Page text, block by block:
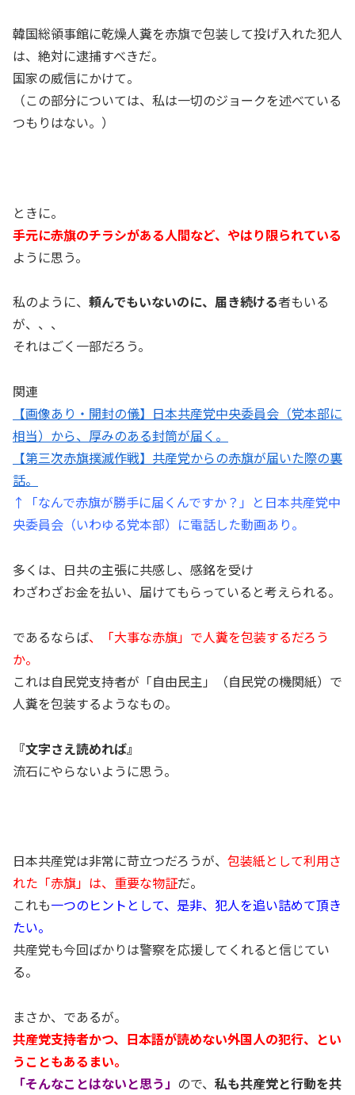
韓国総領事館に乾燥人糞を赤旗で包装して投げ入れた犯人
は、絶対に逮捕すべきだ。
国家の威信にかけて。
（この部分については、私は一切のジョークを述べている
つもりはない。）
ときに。
手元に赤旗のチラシがある人間など、やはり限られている
ように思う。
私のように、 頼んでもいないのに、届き続ける者もいる
が、、、
それはごく一部だろう。
関連
【画像あり・開封の儀】日本共産党中央委員会（党本部に
相当）から、厚みのある封筒が届く。
【第三次赤旗撲滅作戦】共産党からの赤旗が届いた際の裏
話。
↑「なんで赤旗が勝手に届くんですか？」と日本共産党中
央委員会（いわゆる党本部）に電話した動画あり。
多くは、日共の主張に共感し、感銘を受け
わざわざお金を払い、届けてもらっていると考えられる。
であるならば、「大事な赤旗」で人糞を包装するだろう
か。
これは自民党支持者が「自由民主」（自民党の機関紙）で
人糞を包装するようなもの。
『文字さえ読めれば』
流石にやらないように思う。
日本共産党は非常に苛立つだろうが、 包装紙として利用さ
れた「赤旗」は、重要な物証だ。
これも一つのヒントとして、是非、犯人を追い詰めて頂き
たい。
共産党も今回ばかりは警察を応援してくれると信じてい
る。
まさか、であるが。
共産党支持者かつ、日本語が読めない外国人の犯行、とい
うこともあるまい。
「そんなことはないと思う」 ので、 私も共産党と行動を共